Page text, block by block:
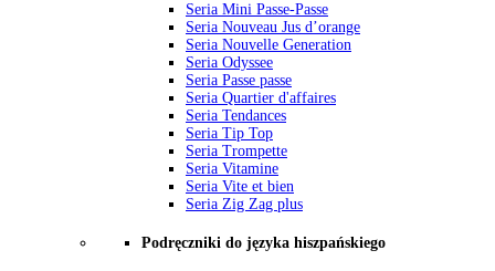
Seria Mini Passe-Passe
Seria Nouveau Jus d’orange
Seria Nouvelle Generation
Seria Odyssee
Seria Passe passe
Seria Quartier d'affaires
Seria Tendances
Seria Tip Top
Seria Trompette
Seria Vitamine
Seria Vite et bien
Seria Zig Zag plus
Podręczniki do języka hiszpańskiego